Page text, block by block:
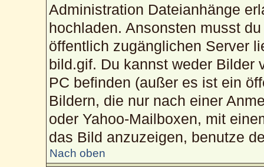
Administration Dateianhänge
hochladen. Ansonsten musst
öffentlich zugänglichen Server
bild.gif. Du kannst weder Bilder
PC befinden (außer es ist ein
Bildern, die nur nach einer
oder Yahoo-Mailboxen, mit
das Bild anzuzeigen, benutze
Nach oben